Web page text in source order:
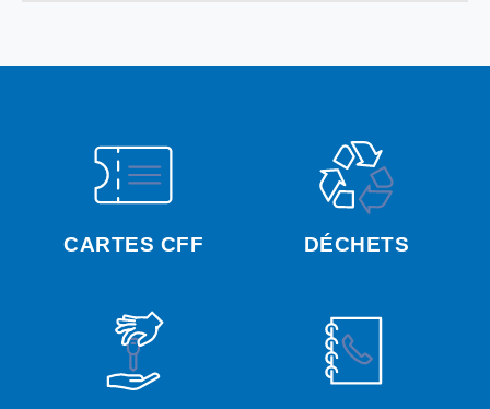
CARTES CFF DÉCHETS